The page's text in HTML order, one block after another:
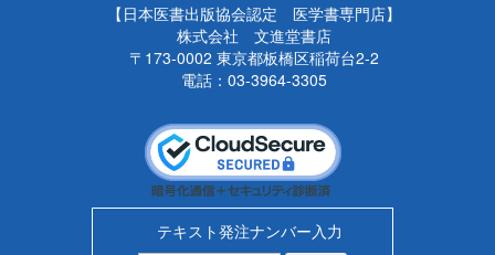
【日本医書出版協会認定 医学書専門店】
株式会社 文進堂書店
〒173-0002 東京都板橋区稲荷台2-2
電話：03-3964-3305
テキスト発注ナンバー入力